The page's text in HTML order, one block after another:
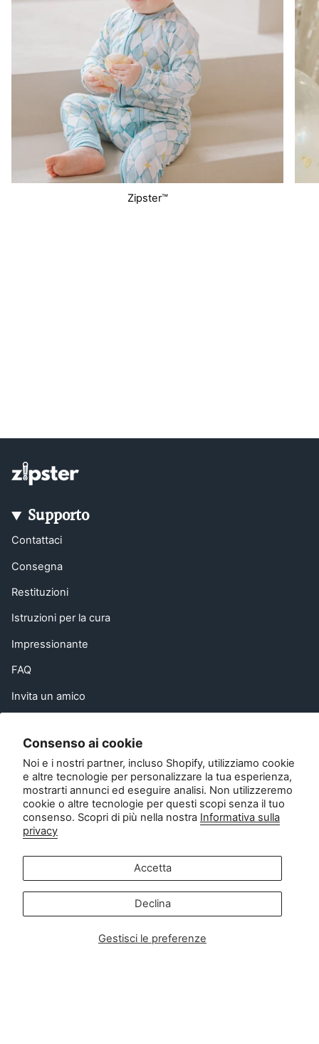
Consenso ai cookie
Noi e i nostri partner, incluso Shopify, utilizziamo cookie
e altre tecnologie per personalizzare la tua esperienza,
mostrarti annunci ed eseguire analisi. Non utilizzeremo
cookie o altre tecnologie per questi scopi senza il tuo
consenso. Scopri di più nella nostra Informativa sulla
privacy
Gestisci le preferenze
Accetta
Declina
Zipster™
Supporto
Contattaci
Consegna
Restituzioni
Istruzioni per la cura
Impressionante
FAQ
Invita un amico
Contatto
Servizio clienti:
info@zipsterbaby.com
Richieste di informazioni alla stampa o di partnership:
press@zipsterbaby.com
Diventa social con noi